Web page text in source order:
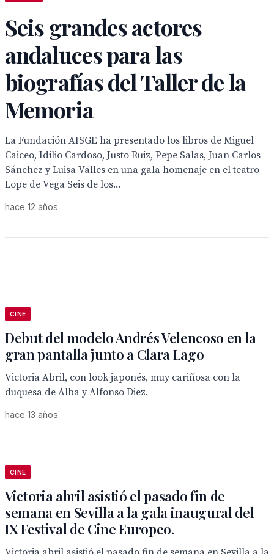
Seis grandes actores
andaluces para las
biografías del Taller de la
Memoria
La Fundación AISGE ha presentado los libros de Miguel
Caiceo, Idilio Cardoso, Justo Ruiz, Pepe Salas, Juan Carlos
Sánchez y Luisa Valles en una gala homenaje en el teatro
Lope de Vega Seis de los...
hace 12 años
CINE
Debut del modelo Andrés Velencoso en la
gran pantalla junto a Clara Lago
Victoria Abril, con look japonés, muy cariñosa con la
duquesa de Alba y Alfonso Diez.
hace 13 años
CINE
Victoria abril asistió el pasado fin de
semana en Sevilla a la gala inaugural del
IX Festival de Cine Europeo.